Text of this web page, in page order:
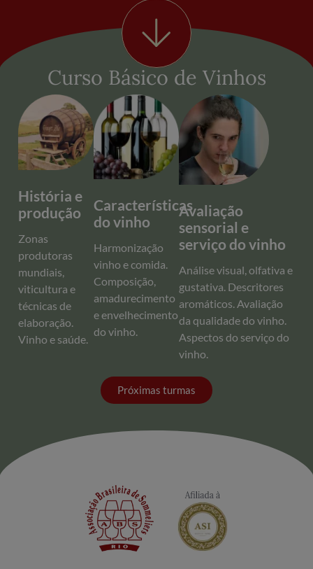
Curso Básico de Vinhos
História e
produção
Zonas
produtoras
mundiais,
viticultura e
técnicas de
elaboração.
Vinho e saúde.
Características
do vinho
Harmonização
vinho e comida.
Composição,
amadurecimento
e envelhecimento
do vinho.
Avaliação
sensorial e
serviço do vinho
Análise visual, olfativa e
gustativa. Descritores
aromáticos. Avaliação
da qualidade do vinho.
Aspectos do serviço do
vinho.
Próximas turmas